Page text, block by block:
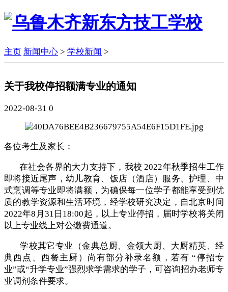
主页 新闻中心 > 学校新闻 >
关于我校停招额满专业的通知
2022-08-31 0
各位考生及家长：
在社会各界的大力支持下，我校 2022年秋季招生工作
即将接近尾声，幼儿教育、饭店（酒店）服务、护理、中
式烹调等专业即将满额，为确保每一位学子都能享受到优
质的教学资源和生活环境，经学校研究决定，自北京时间
2022年8月31日18:00起，以上专业停招，届时学校将关闭
以上专业线上对公缴费通道。
学校其它专业（金典总厨、金领大厨、大厨精英、经
典西点、西餐主厨）尚有部分补录名额，若有 “停招专
业”或“升学专业”强烈求学需求的学子，可咨询招办老师专
业调剂条件要求。